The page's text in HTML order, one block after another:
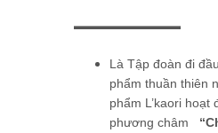
———
Là Tập đoàn đi
phẩm thuần thiên
phẩm L’kaori hoạt
phương châm